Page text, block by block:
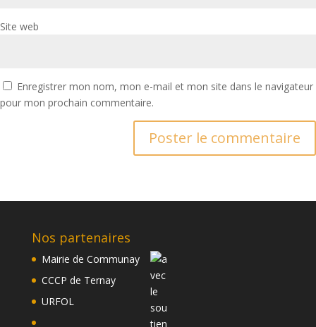
Site web
Enregistrer mon nom, mon e-mail et mon site dans le navigateur
pour mon prochain commentaire.
Nos partenaires
Mairie de Communay
CCCP de Ternay
URFOL